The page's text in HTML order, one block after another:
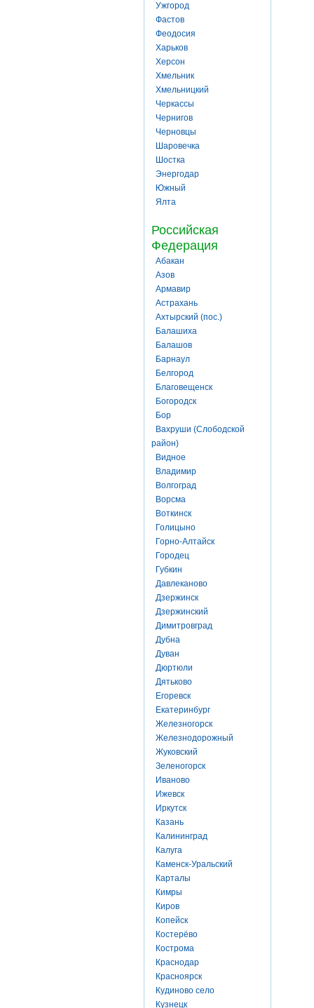
Ужгород
Фастов
Феодосия
Харьков
Херсон
Хмельник
Хмельницкий
Черкассы
Чернигов
Черновцы
Шаровечка
Шостка
Энергодар
Южный
Ялта
Российская
Федерация
Абакан
Азов
Армавир
Астрахань
Ахтырский (пос.)
Балашиха
Балашов
Барнаул
Белгород
Благовещенск
Богородск
Бор
Вахруши (Слободской
район)
Видное
Владимир
Волгоград
Ворсма
Воткинск
Голицыно
Горно-Алтайск
Городец
Губкин
Давлеканово
Дзержинск
Дзержинский
Димитровград
Дубна
Дуван
Дюртюли
Дятьково
Егоревск
Екатеринбург
Железногорск
Железнодорожный
Жуковский
Зеленогорск
Иваново
Ижевск
Иркутск
Казань
Калининград
Калуга
Каменск-Уральский
Карталы
Кимры
Киров
Копейск
Костерёво
Кострома
Краснодар
Красноярск
Кудиново село
Кузнецк